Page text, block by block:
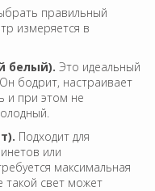
правильный
измеряется в
белый). Это идеальный
бодрит, настраивает
и при этом не
Подходит для
или
максимальная
свет может